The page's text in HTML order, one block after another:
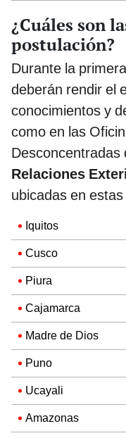
¿Cuáles son
postulación?
Durante la
deberán rendir el
conocimientos y
como en las
Desconcentradas
Relaciones
ubicadas en
Iquitos
Cusco
Piura
Cajamarca
Madre de Dios
Puno
Ucayali
Amazonas